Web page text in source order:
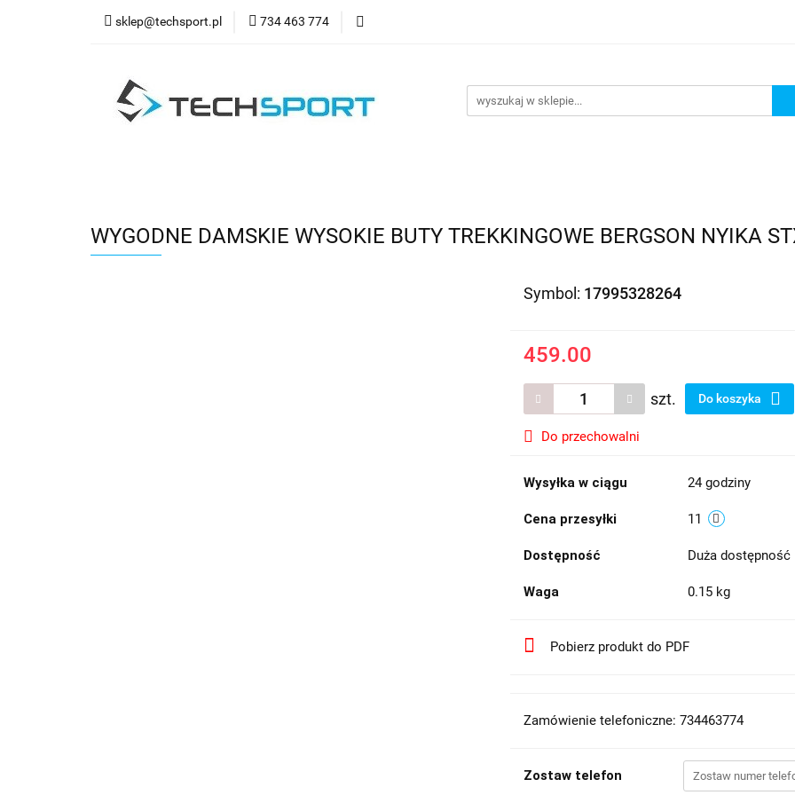
sklep@techsport.pl 734 463 774
WYPRZEDAŻ
WYGODNE DAMSKIE WYSOKIE BUTY TREKKINGOWE BERGSON NYIKA
Symbol: 17995328264
459.00
szt. Do koszyka
Do przechowalni
Wysyłka w ciągu 24 godziny
Cena przesyłki 11
Dostępność Duża dostępność
Waga 0.15 kg
Pobierz produkt do PDF
Zamówienie telefoniczne: 734463774
Zostaw telefon